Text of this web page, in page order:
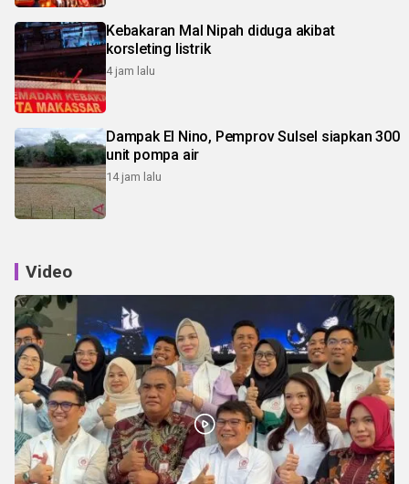
Kebakaran Mal Nipah diduga akibat
korsleting listrik
4 jam lalu
Dampak El Nino, Pemprov Sulsel siapkan 300
unit pompa air
14 jam lalu
Video